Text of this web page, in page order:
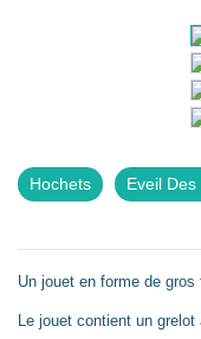
Hochets Eveil Des
Un jouet en forme de
Le jouet contient un